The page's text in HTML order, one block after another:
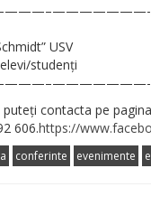
———————-
USV
studenți
———————-
contacta pe
606.https://
conferinte evenimente